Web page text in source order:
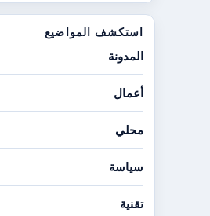
استكشف المواضيع
المدونة
أعمال
محلي
سياسة
تقنية